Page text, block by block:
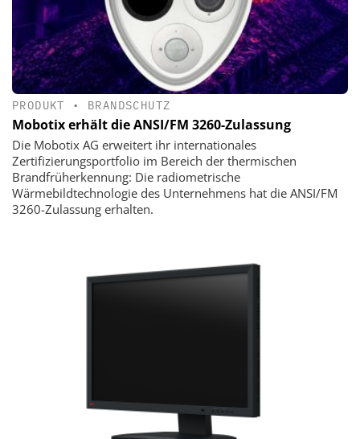
PRODUKT • BRANDSCHUTZ
Mobotix erhält die ANSI/FM 3260-Zulassung
Die Mobotix AG erweitert ihr internationales
Zertifizierungsportfolio im Bereich der thermischen
Brandfrüherkennung: Die radiometrische
Wärmebildtechnologie des Unternehmens hat die ANSI/FM
3260-Zulassung erhalten.